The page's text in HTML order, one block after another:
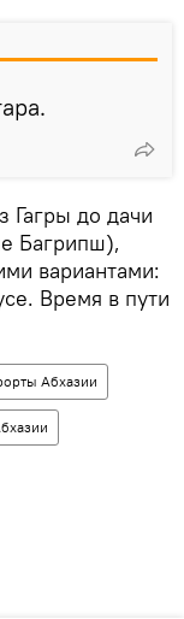
Гагры до дачи
Багрипш),
вариантами:
Время в пути
Абхазии